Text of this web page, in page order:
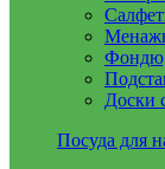
Фондю,
Доски
Посуда для